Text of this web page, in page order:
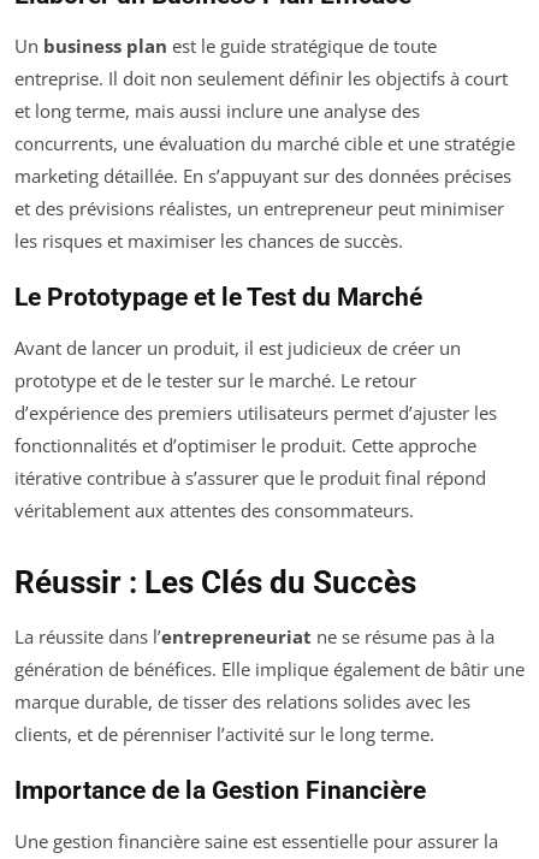
Un business plan est le guide stratégique de toute
entreprise. Il doit non seulement définir les objectifs à court
et long terme, mais aussi inclure une analyse des
concurrents, une évaluation du marché cible et une stratégie
marketing détaillée. En s’appuyant sur des données précises
et des prévisions réalistes, un entrepreneur peut minimiser
les risques et maximiser les chances de succès.
Le Prototypage et le Test du Marché
Avant de lancer un produit, il est judicieux de créer un
prototype et de le tester sur le marché. Le retour
d’expérience des premiers utilisateurs permet d’ajuster les
fonctionnalités et d’optimiser le produit. Cette approche
itérative contribue à s’assurer que le produit final répond
véritablement aux attentes des consommateurs.
Réussir : Les Clés du Succès
La réussite dans l’entrepreneuriat ne se résume pas à la
génération de bénéfices. Elle implique également de bâtir une
marque durable, de tisser des relations solides avec les
clients, et de pérenniser l’activité sur le long terme.
Importance de la Gestion Financière
Une gestion financière saine est essentielle pour assurer la